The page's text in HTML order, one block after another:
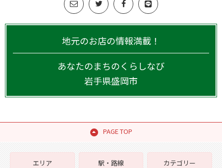
地元のお店の情報満載！
あなたのまちのくらしなび
岩手県盛岡市
PAGE TOP
エリア
駅・路線
カテゴリー